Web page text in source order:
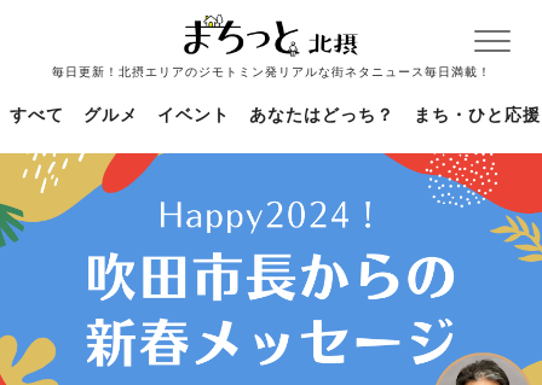
毎日更新！北摂エリアのジモトミン発リアルな街ネタニュース毎日満載！
すべて グルメ イベント あなたはどっち？ まち・ひと応援